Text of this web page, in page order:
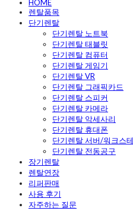
HOME
렌탈품목
단기렌탈
단기렌탈 노트북
단기렌탈 태블릿
단기렌탈 컴퓨터
단기렌탈 게임기
단기렌탈 VR
단기렌탈 그래픽카드
단기렌탈 스피커
단기렌탈 카메라
단기렌탈 악세사리
단기렌탈 휴대폰
단기렌탈 서버/워크스
단기렌탈 전동공구
장기렌탈
렌탈연장
리퍼판매
사용 후기
자주하는 질문